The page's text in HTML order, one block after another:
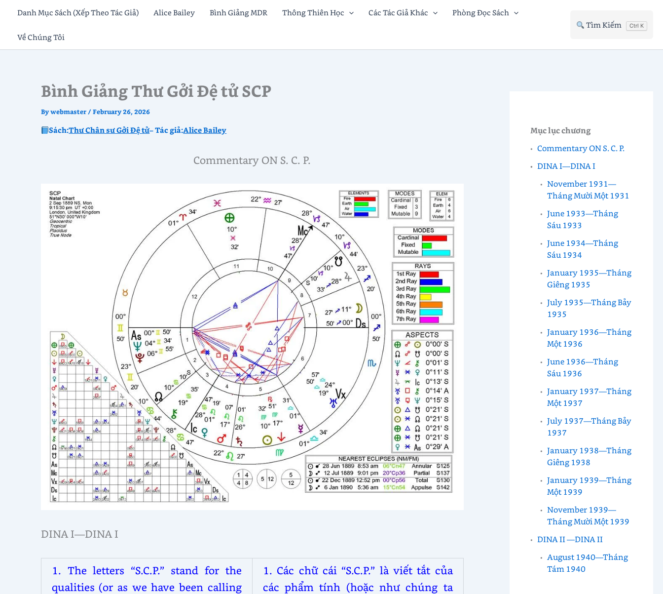
Skip
content
Danh Mục Sách (Xếp Theo Tác Giả) Alice Bailey Bình Giảng MDR Thông Thiên Học Các Tác Giả Khác Phòng Đọc Sách
Về Chúng Tôi
Tìm Kiếm Ctrl K
Bình Giảng Thư Gởi Đệ tử SCP
Bywebmaster /February 26, 2026
Sách:Thư Chân sư Gởi Đệ tử– Tác giả:Alice Bailey
Commentary ON S. C. P.
DINA I—DINA I
1. The letters “S.C.P.” stand for the
qualities (or as we have been calling
1. Các chữ cái “S.C.P.” là viết tắt của
các phẩm tính (hoặc như chúng ta
Mục lục chương
Commentary ON S. C. P.
DINA I—DINA I
November 1931—
Tháng Mười Một 1931
June 1933—Tháng
Sáu 1933
June 1934—Tháng
Sáu 1934
January 1935—Tháng
Giêng 1935
July 1935—Tháng Bảy
1935
January 1936—Tháng
Một 1936
June 1936—Tháng
Sáu 1936
January 1937—Tháng
Một 1937
July 1937—Tháng Bảy
1937
January 1938—Tháng
Giêng 1938
January 1939—Tháng
Một 1939
November 1939—
Tháng Mười Một 1939
DINA II —DINA II
August 1940—Tháng
Tám 1940